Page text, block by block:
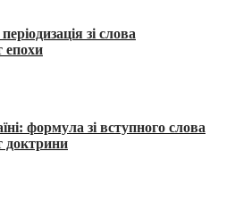
зі слова
епохи
формула зі вступного слова
доктрини